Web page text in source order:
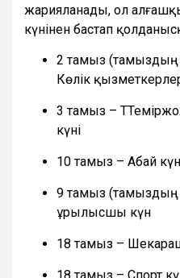
жарияланады, ол
күнінен бастап
2 тамыз (тамыздың
Көлік
3 тамыз –
күні
10 тамыз – Абай
9 тамыз (тамыздың
Құрылысшы күн
18 тамыз –